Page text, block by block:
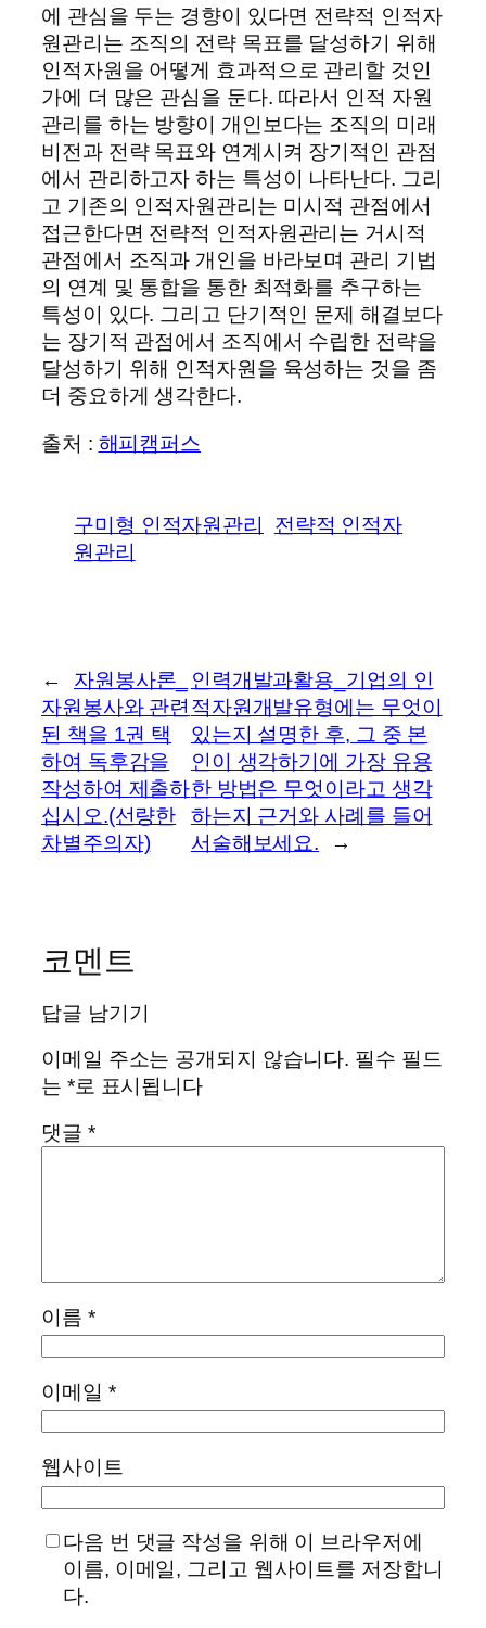
에 관심을 두는 경향이 있다면 전략적 인적자
원관리는 조직의 전략 목표를 달성하기 위해
인적자원을 어떻게 효과적으로 관리할 것인
가에 더 많은 관심을 둔다. 따라서 인적 자원
관리를 하는 방향이 개인보다는 조직의 미래
비전과 전략 목표와 연계시켜 장기적인 관점
에서 관리하고자 하는 특성이 나타난다. 그리
고 기존의 인적자원관리는 미시적 관점에서
접근한다면 전략적 인적자원관리는 거시적
관점에서 조직과 개인을 바라보며 관리 기법
의 연계 및 통합을 통한 최적화를 추구하는
특성이 있다. 그리고 단기적인 문제 해결보다
는 장기적 관점에서 조직에서 수립한 전략을
달성하기 위해 인적자원을 육성하는 것을 좀
더 중요하게 생각한다.
출처 : 해피캠퍼스
구미형 인적자원관리
전략적 인적자
원관리
←
자원봉사론_
자원봉사와 관련
된 책을 1권 택
하여 독후감을
작성하여 제출하
십시오.(선량한
차별주의자)
인력개발과활용_기업의 인
적자원개발유형에는 무엇이
있는지 설명한 후, 그 중 본
인이 생각하기에 가장 유용
한 방법은 무엇이라고 생각
하는지 근거와 사례를 들어
서술해보세요.
→
코멘트
답글 남기기
이메일 주소는 공개되지 않습니다. 필수 필드
는 *로 표시됩니다
댓글 *
이름 *
이메일 *
웹사이트
다음 번 댓글 작성을 위해 이 브라우저에
이름, 이메일, 그리고 웹사이트를 저장합니
다.